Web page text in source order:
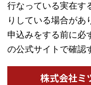
行なっている実在す
りしている場合があ
申込みをする前に必
の公式サイトで確認
株式会社ミ